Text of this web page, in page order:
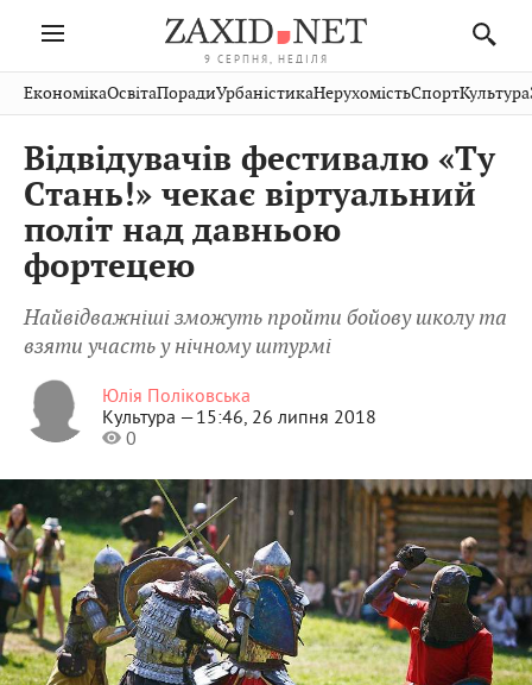
9 СЕРПНЯ, НЕДІЛЯ
Івано-
Франківськ
Тернопіль
Волинь
Закарпаття
Рівне
Чернівці
Шептицький
Стрий
Хмельницький
Публікації
Авто СловкоКультура
Кіно Дім СпортКраєзнавство
Фото ОсвітаНерухомість
Домашні
ЕкономікаОсвітаПорадиУрбаністикаНерухомістьСпортКультура
Відвідувачів фестивалю «Ту
Cтань!» чекає віртуальний
політ над давньою
фортецею
Найвідважніші зможуть пройти бойову школу та
взяти участь у нічному штурмі
Юлія Поліковська
Культура —15:46, 26 липня 2018
0